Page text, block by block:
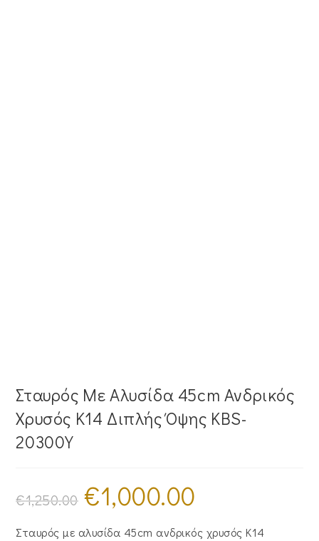
Σταυρός Με Αλυσίδα 45cm Ανδρικός
Χρυσός Κ14 Διπλής Όψης KBS-
20300Y
€1,250.00
Original
price
was:
€1,000.00
€1,000.00.
Σταυρός με αλυσίδα 45cm ανδρικός χρυσός Κ14